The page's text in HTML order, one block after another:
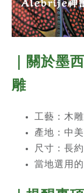
｜關於墨
雕
工藝：木
產地：中
尺寸：長
當地選用